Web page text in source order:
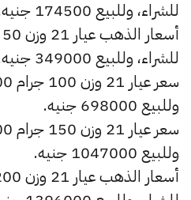
للشراء، وللبيع 174500 جنيه.
للشراء، وللبيع 349000 جنيه.
وللبيع 698000 جنيه.
وللبيع 1047000 جنيه.